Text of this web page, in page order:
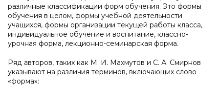
различные классификации форм обучения. Это формы
обучения в целом, формы учебной деятельности
учащихся, формы организации текущей работы класса,
индивидуальное обучение и воспитание, классно-
урочная форма, лекционно-семинарская форма.
Ряд авторов, таких как М. И. Махмутов и С. А. Смирнов
указывают на различия терминов, включающих слово
«форма»: